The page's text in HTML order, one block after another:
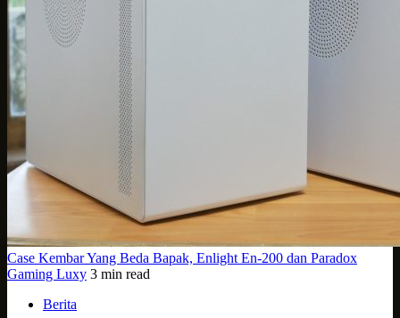
Case Kembar Yang Beda Bapak, Enlight En-200 dan Paradox
Gaming Luxy 3 min read
Berita